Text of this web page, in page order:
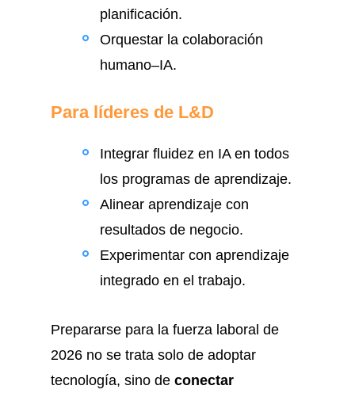
planificación.
Orquestar la colaboración
humano–IA.
Para líderes de L&D
Integrar fluidez en IA en todos
los programas de aprendizaje.
Alinear aprendizaje con
resultados de negocio.
Experimentar con aprendizaje
integrado en el trabajo.
Prepararse para la fuerza laboral de
2026 no se trata solo de adoptar
tecnología, sino de conectar